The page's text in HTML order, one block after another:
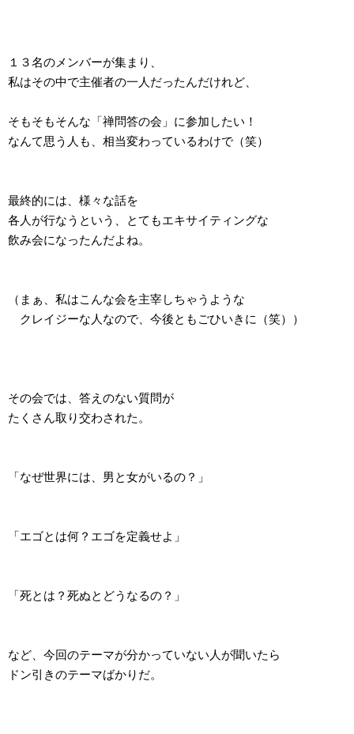
１３名のメンバーが集まり、
私はその中で主催者の一人だったんだけれど、
そもそもそんな「禅問答の会」に参加したい！
なんて思う人も、相当変わっているわけで（笑）
最終的には、様々な話を
各人が行なうという、とてもエキサイティングな
飲み会になったんだよね。
（まぁ、私はこんな会を主宰しちゃうような
クレイジーな人なので、今後ともごひいきに（笑））
その会では、答えのない質問が
たくさん取り交わされた。
「なぜ世界には、男と女がいるの？」
「エゴとは何？エゴを定義せよ」
「死とは？死ぬとどうなるの？」
など、今回のテーマが分かっていない人が聞いたら
ドン引きのテーマばかりだ。